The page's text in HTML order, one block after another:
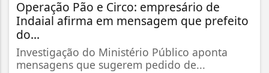
Operação Pão e Circo: empresário de
Indaial afirma em mensagem que prefeito
do...
Investigação do Ministério Público aponta
mensagens que sugerem pedido de...